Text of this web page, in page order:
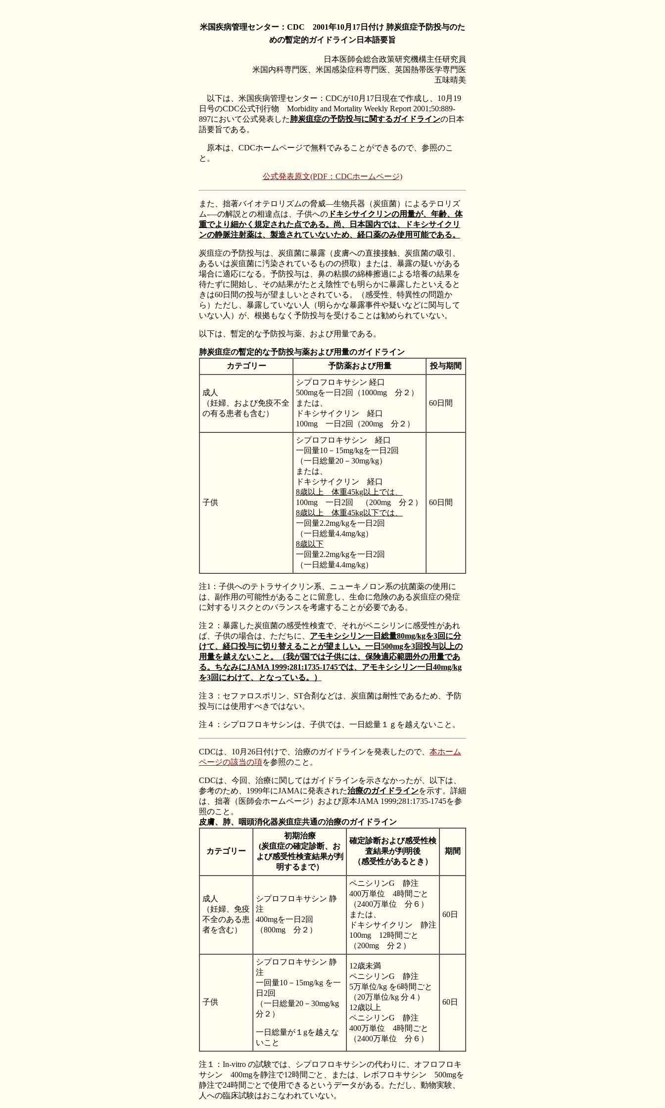
米国疾病管理センター：CDC 2001年10月17日付け 肺炭疽症予防投与のた
めの暫定的ガイドライン日本語要旨
日本医師会総合政策研究機構主任研究員
米国内科専門医、米国感染症科専門医、英国熱帯医学専門医
五味晴美
以下は、米国疾病管理センター：CDCが10月17日現在で作成し、10月19
日号のCDC公式刊行物 Morbidity and Mortality Weekly Report 2001;50:889-
897において公式発表した肺炭疽症の予防投与に関するガイドラインの日本
語要旨である。
原本は、CDCホームページで無料でみることができるので、参照のこ
と。
公式発表原文(PDF：CDCホームページ)
また、拙著バイオテロリズムの脅威―生物兵器（炭疽菌）によるテロリズ
ム-―の解説との相違点は、子供への ドキシサイクリンの用量が、年齢、体
重でより細かく規定された点である。尚、日本国内では、ドキシサイクリ
ンの静脈注射薬は、製造されていないため、経口薬のみ使用可能である。
炭疽症の予防投与は、炭疽菌に暴露（皮膚への直接接触、炭疽菌の吸引、
あるいは炭疽菌に汚染されているものの摂取）または、暴露の疑いがある
場合に適応になる。予防投与は、鼻の粘膜の綿棒擦過による培養の結果を
待たずに開始し、その結果がたとえ陰性でも明らかに暴露したといえると
きは60日間の投与が望ましいとされている。（感受性、特異性の問題か
ら）ただし、暴露していない人（明らかな暴露事件や疑いなどに関与して
いない人）が、根拠もなく予防投与を受けることは勧められていない。
以下は、暫定的な予防投与薬、および用量である。
肺炭疽症の暫定的な予防投与薬および用量のガイドライン
カテゴリー
予防薬および用量 投与期間
成人
（妊婦、および免疫不全
の有る患者も含む）
シプロフロキサシン 経口
500mgを一日2回（1000mg 分２）
または、
ドキシサイクリン 経口
100mg 一日2回（200mg 分２）
60日間
子供
シプロフロキサシン 経口
一回量10－15mg/kgを一日2回
（一日総量20－30mg/kg）
または、
ドキシサイクリン 経口
8歳以上 体重45kg以上では、
100mg 一日2回 （200mg 分２）
8歳以上 体重45kg以下では、
一回量2.2mg/kgを一日2回
（一日総量4.4mg/kg）
8歳以下
一回量2.2mg/kgを一日2回
（一日総量4.4mg/kg）
60日間
注1：子供へのテトラサイクリン系、ニューキノロン系の抗菌薬の使用に
は、副作用の可能性があることに留意し、生命に危険のある炭疽症の発症
に対するリスクとのバランスを考慮することが必要である。
注２：暴露した炭疽菌の感受性検査で、それがペニシリンに感受性があれ
ば、子供の場合は、ただちに、 アモキシシリン一日総量80mg/kgを3回に分
けて、経口投与に切り替えることが望ましい。一日500mgを3回投与以上の
用量を越えないこと。（我が国では子供には、保険適応範囲外の用量であ
る。ちなみにJAMA 1999;281:1735-1745では、アモキシシリン一日40mg/kg
を3回にわけて、となっている。）
注３：セファロスポリン、ST合剤などは、炭疽菌は耐性であるため、予防
投与には使用すべきではない。
注４：シプロフロキサシンは、子供では、一日総量１ｇを越えないこと。
CDCは、10月26日付けで、治療のガイドラインを発表したので、 本ホーム
ページの該当の項を参照のこと。
CDCは、今回、治療に関してはガイドラインを示さなかったが、以下は、
参考のため、1999年にJAMAに発表された治療のガイドラインを示す。詳細
は、拙著（医師会ホームページ）および原本JAMA 1999;281:1735-1745を参
照のこと。
皮膚、肺、咽頭消化器炭疽症共通の治療のガイドライン
カテゴリー
初期治療
(炭疽症の確定診断、お
よび感受性検査結果が判
明するまで）
確定診断および感受性検
査結果が判明後
（感受性があるとき）
期間
成人
（妊婦、免疫
不全のある患
者を含む）
シプロフロキサシン 静
注
400mgを一日2回
（800mg 分２）
ペニシリンG 静注
400万単位 4時間ごと
（2400万単位 分６）
または、
ドキシサイクリン 静注
100mg 12時間ごと
（200mg 分２）
60日
子供
シプロフロキサシン 静
注
一回量10－15mg/kg を一
日2回
（一日総量20－30mg/kg
分２）
一日総量が１gを越えな
いこと
12歳未満
ペニシリンG 静注
5万単位/kg を6時間ごと
（20万単位/kg 分４）
12歳以上
ペニシリンG 静注
400万単位 4時間ごと
（2400万単位 分６）
60日
注１：In-vitro の試験では、シプロフロキサシンの代わりに、オフロフロキ
サシン 400mgを静注で12時間ごと、または、レボフロキサシン 500mgを
静注で24時間ごとで使用できるというデータがある。ただし、動物実験、
人への臨床試験はおこなわれていない。